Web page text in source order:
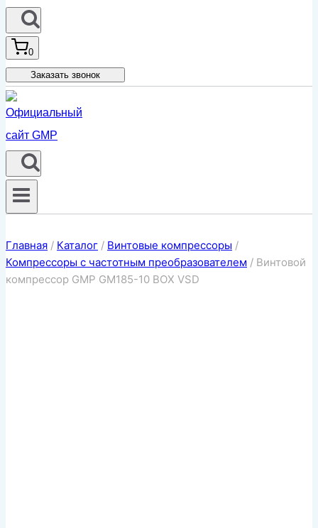
0
Заказать звонок
Главная / Каталог / Винтовые компрессоры /
Компрессоры с частотным преобразователем / Винтовой
компрессор GMP GM185-10 BOX VSD